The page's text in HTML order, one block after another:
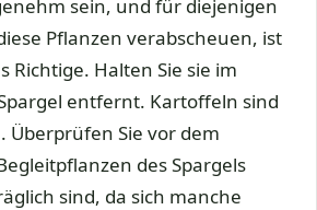
sein, und für diejenigen
Pflanzen verabscheuen, ist
Richtige. Halten Sie sie im
entfernt. Kartoffeln sind
Überprüfen Sie vor dem
des Spargels
sind, da sich manche